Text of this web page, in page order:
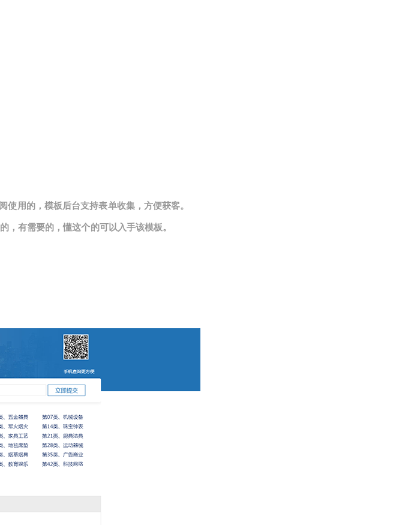
用的，模板后台支持表单收集，方便获客。
，有需要的，懂这个的可以入手该模板。